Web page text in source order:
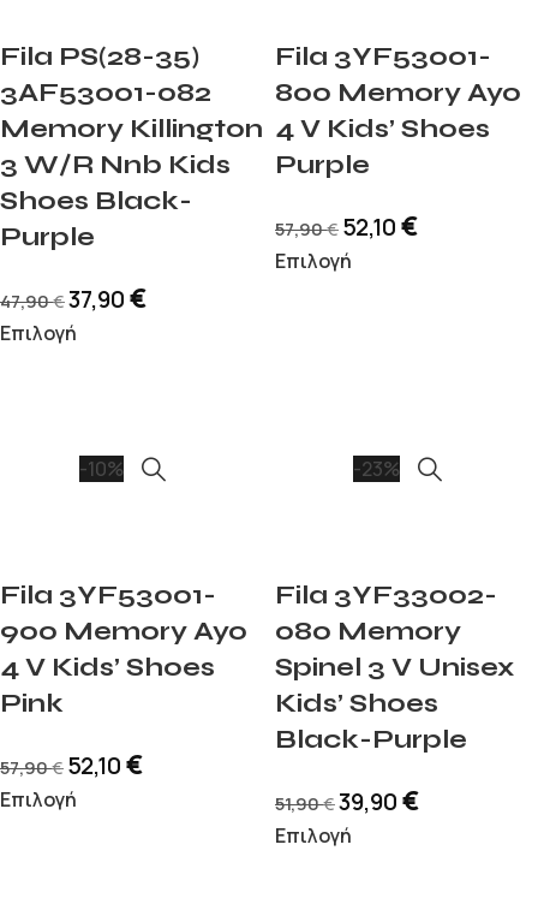
Fila PS(28-35)
3AF53001-082
Memory Killington
3 W/R Nnb Kids
Shoes Black-
Purple
47,90€37,90€
Επιλογή
Fila 3YF53001-
800 Memory Ayo
4 V Kids’ Shoes
Purple
57,90€ 52,10€
Επιλογή
-10%
Fila 3YF53001-
900 Memory Ayo
4 V Kids’ Shoes
Pink
57,90€ 52,10€
Επιλογή
-23%
Fila 3YF33002-
080 Memory
Spinel 3 V Unisex
Kids’ Shoes
Black-Purple
51,90€39,90€
Επιλογή